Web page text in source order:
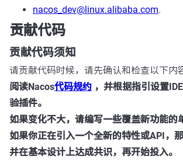
nacos_dev@linux.alibaba.com.
贡献代码
贡献代码须知
请贡献代码时候，请先确认和检查以下内
阅读Nacos代码规约 ，并根据指引设置
验插件。
如果变化不大，请编写一些覆盖新功能的
如果你正在引入一个全新的特性或API，
并在基本设计上达成共识，再开始投入。